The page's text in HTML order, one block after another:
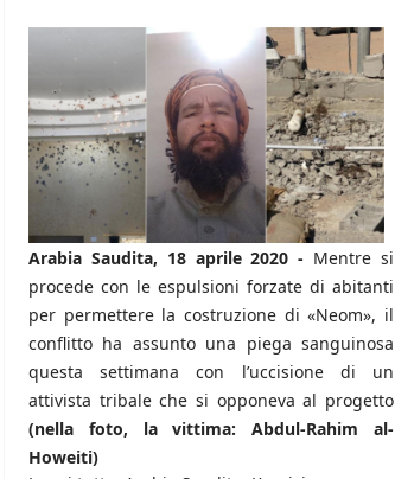
Arabia Saudita, 18 aprile 2020 - Mentre si
procede con le espulsioni forzate di abitanti
per permettere la costruzione di «Neom», il
conflitto ha assunto una piega sanguinosa
questa settimana con l’uccisione di un
attivista tribale che si opponeva al progetto
(nella foto, la vittima: Abdul-Rahim al-
Howeiti)